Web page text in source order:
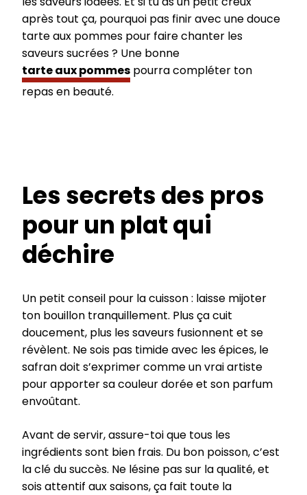
après tout ça, pourquoi pas finir avec une douce
tarte aux pommes pour faire chanter les
saveurs sucrées ? Une bonne
tarte aux pommes pourra compléter ton
repas en beauté.
Les secrets des pros
pour un plat qui
déchire
Un petit conseil pour la cuisson : laisse mijoter
ton bouillon tranquillement. Plus ça cuit
doucement, plus les saveurs fusionnent et se
révèlent. Ne sois pas timide avec les épices, le
safran doit s’exprimer comme un vrai artiste
pour apporter sa couleur dorée et son parfum
envoûtant.
Avant de servir, assure-toi que tous les
ingrédients sont bien frais. Du bon poisson, c’est
la clé du succès. Ne lésine pas sur la qualité, et
sois attentif aux saisons, ça fait toute la